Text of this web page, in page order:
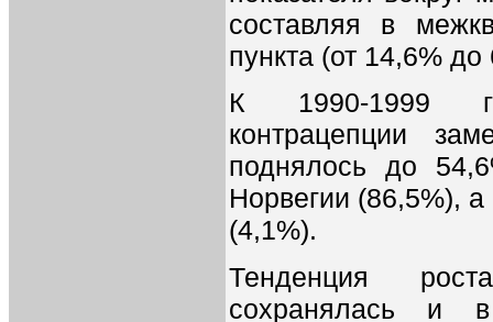
составляя в
пункта (от 14,6% до
К 1990-1999
контрацепции
поднялось до
Норвегии (86,5%),
(4,1%).
Тенденция
сохранялась и